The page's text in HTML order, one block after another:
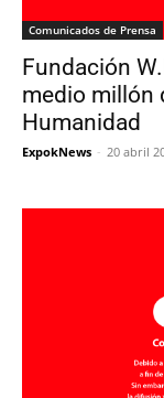
Comunicados de Prensa
Fundación
medio millón
Humanidad
ExpokNews - 20 abril